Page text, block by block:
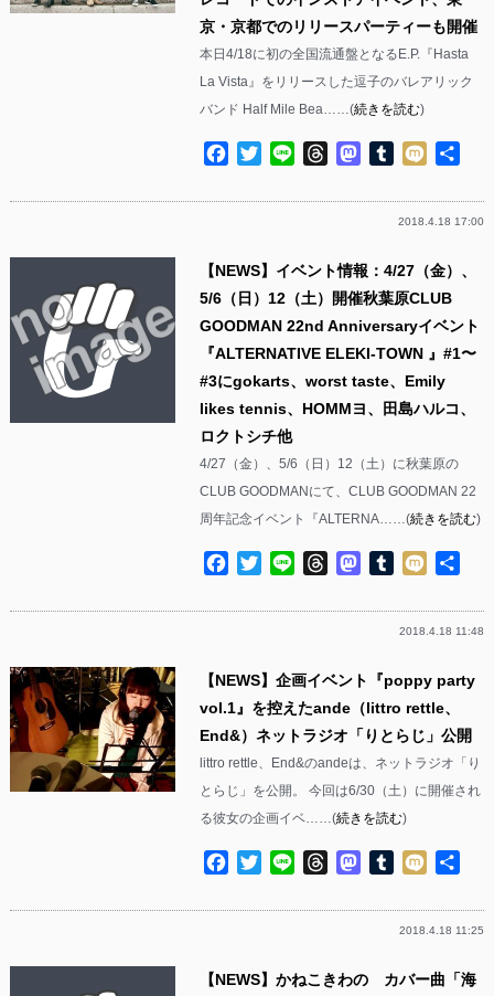
京・京都でのリリースパーティーも開催
本日4/18に初の全国流通盤となるE.P.『Hasta
La Vista』をリリースした逗子のバレアリック
バンド Half Mile Bea……(続きを読む)
Facebook
TwitterLine ThreadsMastodon
Tumblr
Mixi
2018.4.18 17:00
【NEWS】イベント情報：4/27（金）、
5/6（日）12（土）開催秋葉原CLUB
GOODMAN 22nd Anniversaryイベント
『ALTERNATIVE ELEKI-TOWN 』#1〜
#3にgokarts、worst taste、Emily
likes tennis、HOMMヨ、田島ハルコ、
ロクトシチ他
4/27（金）、5/6（日）12（土）に秋葉原の
CLUB GOODMANにて、CLUB GOODMAN 22
周年記念イベント『ALTERNA……(続きを読む)
Facebook
TwitterLine ThreadsMastodon
Tumblr
Mixi
2018.4.18 11:48
【NEWS】企画イベント『poppy party
vol.1』を控えたande（littro rettle、
End&）ネットラジオ「りとらじ」公開
littro rettle、End&のandeは、ネットラジオ「り
とらじ」を公開。 今回は6/30（土）に開催され
る彼女の企画イベ……(続きを読む)
Facebook
TwitterLine ThreadsMastodon
Tumblr
Mixi
2018.4.18 11:25
【NEWS】かねこきわの カバー曲「海